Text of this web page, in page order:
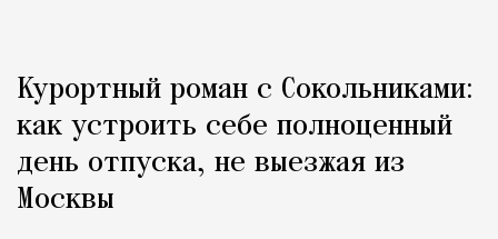
Курортный роман с Сокольниками:
как устроить себе полноценный
день отпуска, не выезжая из
Москвы